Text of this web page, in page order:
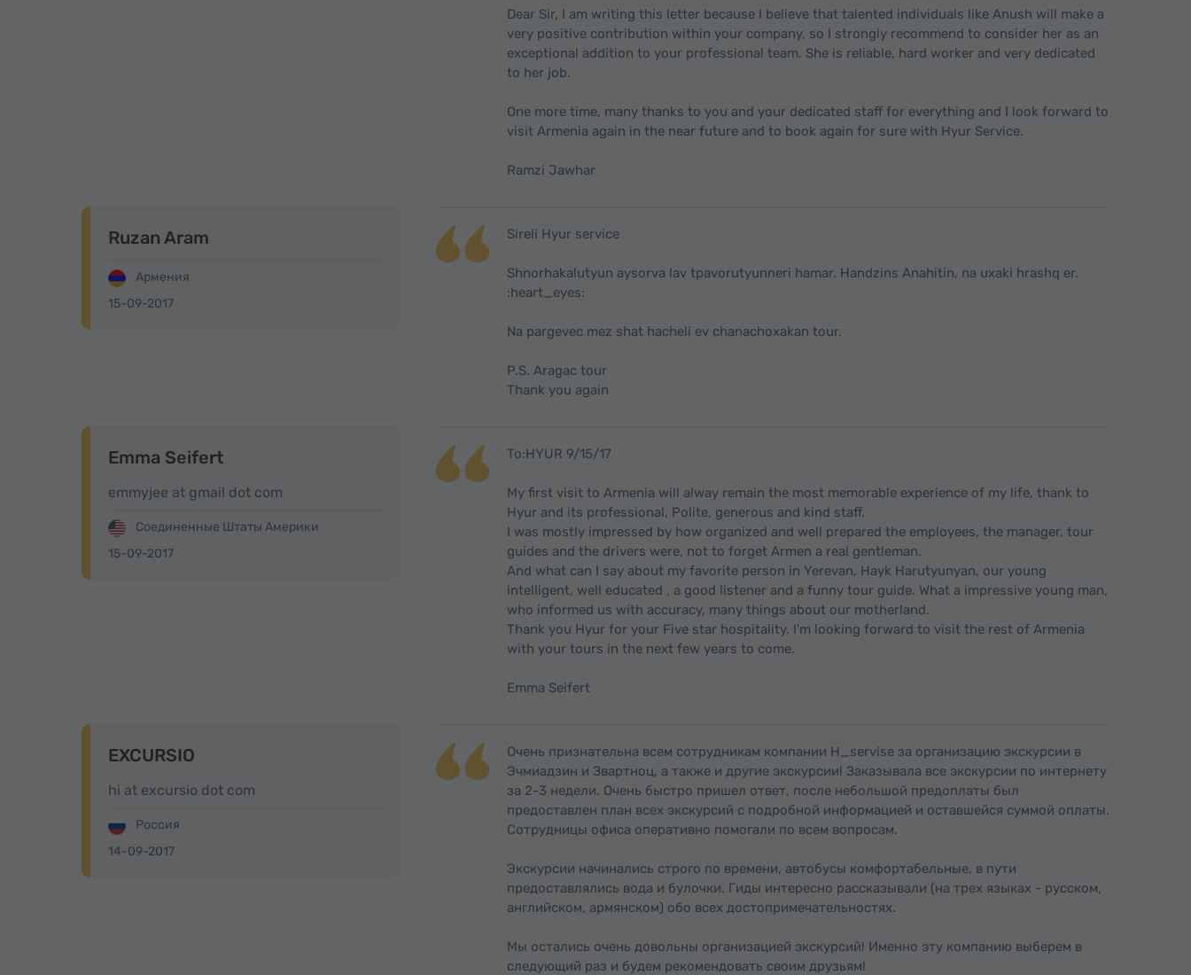
Dear Sir, I am writing this letter because I believe that talented individuals like Anush will make a
very positive contribution within your company, so I strongly recommend to consider her as an
exceptional addition to your professional team. She is reliable, hard worker and very dedicated
to her job.
One more time, many thanks to you and your dedicated staff for everything and I look forward to
visit Armenia again in the near future and to book again for sure with Hyur Service.
Ramzi Jawhar
Ruzan Aram
Армения
15-09-2017
Sireli Hyur service
Shnorhakalutyun aysorva lav tpavorutyunneri hamar. Handzins Anahitin, na uxaki hrashq er.
:heart_eyes:
Na pargevec mez shat hacheli ev chanachoxakan tour.
P.S. Aragac tour
Thank you again
Emma Seifert
emmyjee at gmail dot com
Соединенные Штаты Америки
15-09-2017
To:HYUR 9/15/17
My first visit to Armenia will alway remain the most memorable experience of my life, thank to
Hyur and its professional, Polite, generous and kind staff.
I was mostly impressed by how organized and well prepared the employees, the manager, tour
guides and the drivers were, not to forget Armen a real gentleman.
And what can I say about my favorite person in Yerevan, Hayk Harutyunyan, our young
intelligent, well educated , a good listener and a funny tour guide. What a impressive young man,
who informed us with accuracy, many things about our motherland.
Thank you Hyur for your Five star hospitality. I'm looking forward to visit the rest of Armenia
with your tours in the next few years to come.
Emma Seifert
EXCURSIO
hi at excursio dot com
Россия
14-09-2017
Очень признательна всем сотрудникам компании H_servise за организацию экскурсии в
Эчмиадзин и Звартноц, а также и другие экскурсии! Заказывала все экскурсии по интернету
за 2-3 недели. Очень быстро пришел ответ, после небольшой предоплаты был
предоставлен план всех экскурсий с подробной информацией и оставшейся суммой оплаты.
Сотрудницы офиса оперативно помогали по всем вопросам.
Экскурсии начинались строго по времени, автобусы комфортабельные, в пути
предоставлялись вода и булочки. Гиды интересно рассказывали (на трех языках - русском,
английском, армянском) обо всех достопримечательностях.
Мы остались очень довольны организацией экскурсий! Именно эту компанию выберем в
следующий раз и будем рекомендовать своим друзьям!